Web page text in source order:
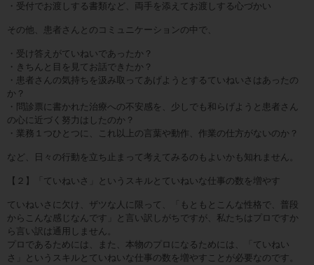
・受付でお渡しする書類など、両手を添えてお渡しする心づかい
その他、患者さんとのコミュニケーションの中で、
・受け答えがていねいであったか？
・きちんと目を見てお話できたか？
・患者さんの気持ちを汲み取ってあげようとするていねいさはあったの
か？
・問診票に書かれた治療への不安感を、少しでも和らげようと患者さん
の心に近づく努力はしたのか？
・業務１つひとつに、これ以上の言葉や動作、作業の仕方がないのか？
など、日々の行動を立ち止まって考えてみるのもよいかも知れません。
【２】「ていねいさ」というスキルとていねいな仕事の数を増やす
ていねいさに欠け、ザツな人に限って、「もともとこんな性格で、普段
からこんな感じなんです」と言い訳しがちですが、私たちはプロですか
ら言い訳は通用しません。
プロであるためには、また、本物のプロになるためには、「ていねい
さ」というスキルとていねいな仕事の数を増やすことが必要なのです。